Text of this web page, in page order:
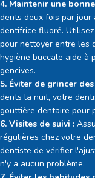
4. Maintenir une
dents deux fois par jour
dentifrice fluoré.
pour nettoyer entre les
hygiène buccale aide à
gencives.
5. Éviter de grincer
dents la nuit, votre
gouttière dentaire pour
6. Visites de suivi :
régulières chez votre
dentiste de vérifier
n'y a aucun problème.